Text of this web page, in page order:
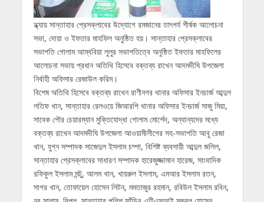
ন্ধ্যায় সান্তাহার প্রেসক্লাবের উদ্যোগে রমজানের তাৎপর্য শীর্ষক আলোচনা
সভা, দোয়া ও ইফতার মাহফিল অনুষ্ঠিত হয়। সান্তাহার প্রেসক্লাবের
সভাপতি গোলাম আম্ববিয়া লুলুর সভাপতিত্বে অনুষ্ঠিত ইফতার মাহফিলের
আলোচনা সভায় প্রধান অতিথি হিসেবে বক্তব্য রাখেন আদমদীঘি উপজেলা
নির্বাহী অফিসার রেজাউল করিম।
বিশেষ অতিথি হিসেবে বক্তব্য রাখেন রাণীনগর থানার অফিসার ইনচার্জ আব্দুল
লতিফ খান, সান্তাহার রেলওয়ে জিআরপি থানার অফিসার ইনচার্জ সাজু মিয়া,
সাবেক পৌর চেয়ারম্যান মুক্তিযোদ্ধা গোলাম মোর্শেদ, অন্যান্যদের মধ্যে
বক্তব্য রাখেন আদমদীঘি উপজেলা আওয়ামীলীগের সহ-সভাপতি আবু রেজা
খান, যুগ্ন সম্পাদক সাজেদুল ইসলাম চম্পা, বিশিষ্ট ব্যবসায়ী আব্দুল জলিল,
সান্তাহার প্রেসক্লাবের সাধারণ সম্পাদক হারেজুজ্জামান হারেজ, সাংবাদিক
রফিকুল ইসলাম মন্টু, আলম খান, খায়রুল ইসলাম, এমআর ইসলাম রতন,
সাগর খান, তোফায়েল হোসেন লিটন, মমতাজুর রহমান, রবিউল ইসলাম রবিন,